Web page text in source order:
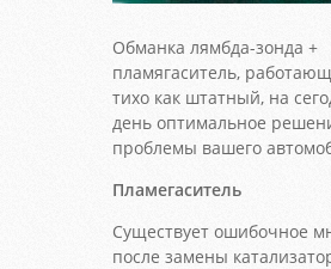
Обманка лямбда-зонда +
пламягаситель,
тихо как штатный, на
день оптимальное
проблемы вашего
Пламегаситель
Существует ошибочное
после замены